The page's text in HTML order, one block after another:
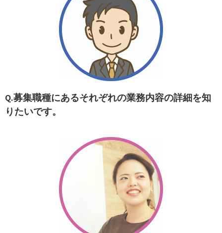
Q.募集職種にあるそれぞれの業務内容の詳細を知
りたいです。